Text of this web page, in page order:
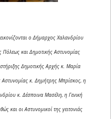
ο Δήμαρχος Χαλανδρίου
και Δημοτικής Αστυνομίας
Δημοτικής Αρχής κ. Μαρία
κ. Δημήτρης Μπρίσκος, η
κ. Δέσποινα Μασέλη, η Γενική
και οι Αστυνομικοί της γειτονιάς